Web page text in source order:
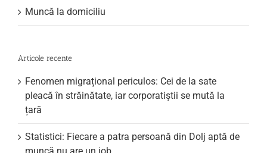
Muncă la domiciliu
Articole recente
Fenomen migrațional periculos: Cei de la sate
pleacă în străinătate, iar corporatiștii se mută la
țară
Statistici: Fiecare a patra persoană din Dolj aptă de
muncă nu are un job